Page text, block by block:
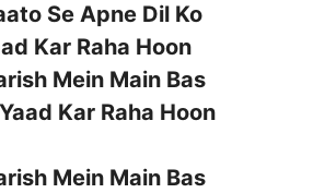
Se Apne Dil Ko
Kar Raha Hoon
Mein Main Bas
Kar Raha Hoon
Mein Main Bas